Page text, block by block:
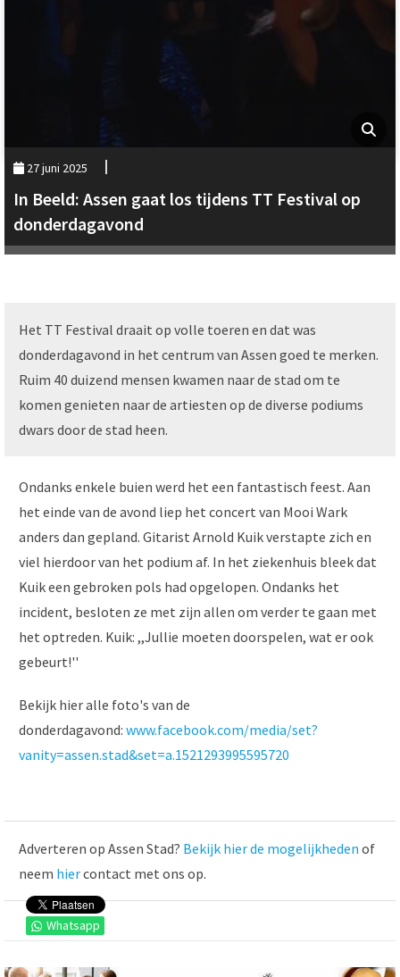
27 juni 2025
In Beeld: Assen gaat los tijdens TT Festival op
donderdagavond
Het TT Festival draait op volle toeren en dat was
donderdagavond in het centrum van Assen goed te merken.
Ruim 40 duizend mensen kwamen naar de stad om te
komen genieten naar de artiesten op de diverse podiums
dwars door de stad heen.
Ondanks enkele buien werd het een fantastisch feest. Aan
het einde van de avond liep het concert van Mooi Wark
anders dan gepland. Gitarist Arnold Kuik verstapte zich en
viel hierdoor van het podium af. In het ziekenhuis bleek dat
Kuik een gebroken pols had opgelopen. Ondanks het
incident, besloten ze met zijn allen om verder te gaan met
het optreden. Kuik: ,,Jullie moeten doorspelen, wat er ook
gebeurt!''
Bekijk hier alle foto's van de
donderdagavond: www.facebook.com/media/set?
vanity=assen.stad&set=a.1521293995595720
Whatsapp
Adverteren op Assen Stad? Bekijk hier de mogelijkheden of
neem hiercontact met ons op.